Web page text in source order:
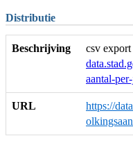
Distributie
Beschrijving
csv
aantal-
URL
https://